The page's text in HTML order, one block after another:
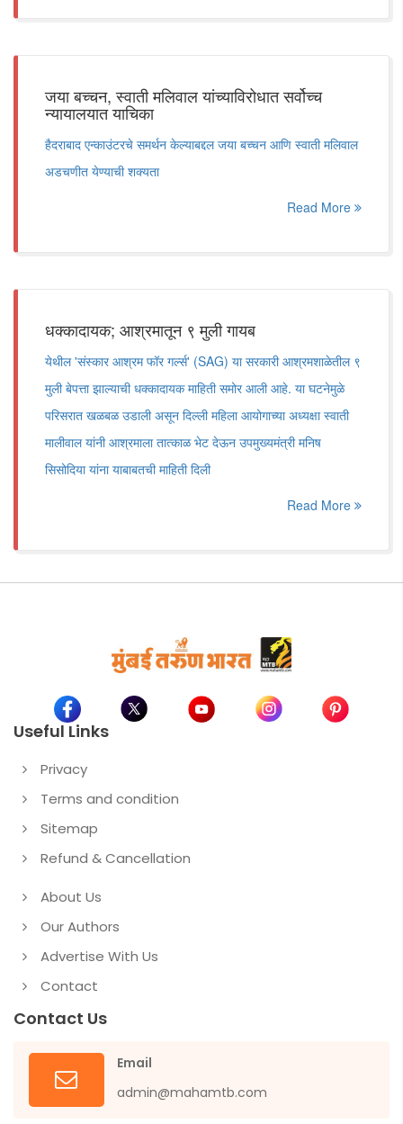
जया बच्चन, स्वाती मलिवाल यांच्याविरोधात सर्वोच्च
न्यायालयात याचिका
हैदराबाद एन्काउंटरचे समर्थन केल्याबद्दल जया बच्चन आणि स्वाती मलिवाल
अडचणीत येण्याची शक्यता
Read More
धक्कादायक; आश्रमातून ९ मुली गायब
येथील 'संस्कार आश्रम फॉर गर्ल्स' (SAG) या सरकारी आश्रमशाळेतील ९
मुली बेपत्ता झाल्याची धक्कादायक माहिती समोर आली आहे. या घटनेमुळे
परिसरात खळबळ उडाली असून दिल्ली महिला आयोगाच्या अध्यक्षा स्वाती
मालीवाल यांनी आश्रमाला तात्काळ भेट देऊन उपमुख्यमंत्री मनिष
सिसोदिया यांना याबाबतची माहिती दिली
Read More
Useful Links
Privacy
Terms and condition
Sitemap
Refund & Cancellation
About Us
Our Authors
Advertise With Us
Contact
Contact Us
Email
admin@mahamtb.com